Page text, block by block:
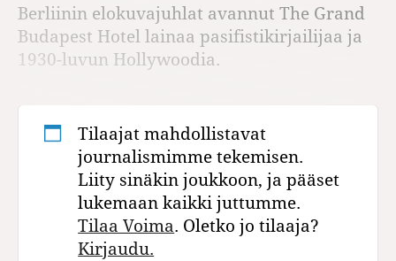
Berliinin elokuvajuhlat avannut The Grand
Budapest Hotel lainaa pasifistikirjailijaa ja
1930-luvun Hollywoodia.
Tilaajat mahdollistavat
journalismimme tekemisen.
Liity sinäkin joukkoon, ja pääset
lukemaan kaikki juttumme.
Tilaa Voima. Oletko jo tilaaja?
Kirjaudu.